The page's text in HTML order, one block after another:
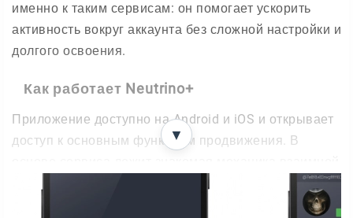
именно к таким сервисам: он помогает ускорить
активность вокруг аккаунта без сложной настройки и
долгого освоения.
Как работает Neutrino+
Приложение доступно на Android и iOS и открывает
доступ к основным функциям продвижения. В
— пользователи ставят лайки друг другу;
▼